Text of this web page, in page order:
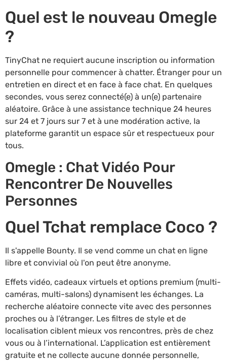
Quel est le nouveau Omegle
?
TinyChat ne requiert aucune inscription ou information
personnelle pour commencer à chatter. Étranger pour un
entretien en direct et en face à face chat. En quelques
secondes, vous serez connecté(e) à un(e) partenaire
aléatoire. Grâce à une assistance technique 24 heures
sur 24 et 7 jours sur 7 et à une modération active, la
plateforme garantit un espace sûr et respectueux pour
tous.
Omegle : Chat Vidéo Pour
Rencontrer De Nouvelles
Personnes
Quel Tchat remplace Coco ?
Il s'appelle Bounty. Il se vend comme un chat en ligne
libre et convivial où l'on peut être anonyme.
Effets vidéo, cadeaux virtuels et options premium (multi-
caméras, multi-salons) dynamisent les échanges. La
recherche aléatoire connecte vite avec des personnes
proches ou à l’étranger. Les filtres de style et de
localisation ciblent mieux vos rencontres, près de chez
vous ou à l’international. L’application est entièrement
gratuite et ne collecte aucune donnée personnelle,